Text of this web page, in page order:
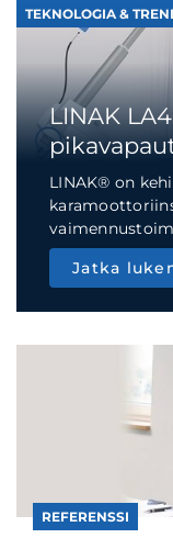
TEKNOLOGIA &
LINAK
LINAK® on
Jatka
REFERENSSI